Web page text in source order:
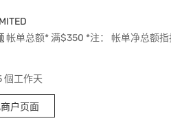
帐单总额* 满$350 *注： 帐单净总额
個工作天
户页面